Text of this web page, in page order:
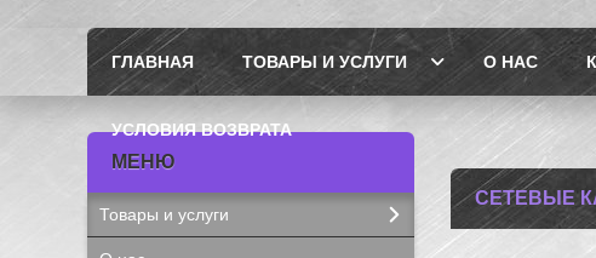
ГЛАВНАЯ ТОВАРЫ И УСЛУГИ О НАС
УСЛОВИЯ ВОЗВРАТА
СЕТЕВЫЕ
Товары и услуги